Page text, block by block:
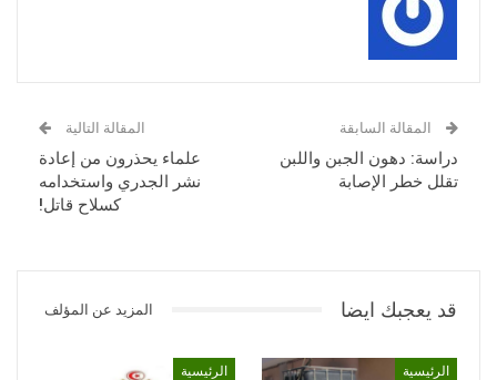
المقالة السابقة
دراسة: دهون الجبن واللبن
تقلل خطر الإصابة
المقالة التالية
علماء يحذرون من إعادة
نشر الجدري واستخدامه
كسلاح قاتل!
قد يعجبك ايضا المزيد عن المؤلف
الرئيسية الرئيسية